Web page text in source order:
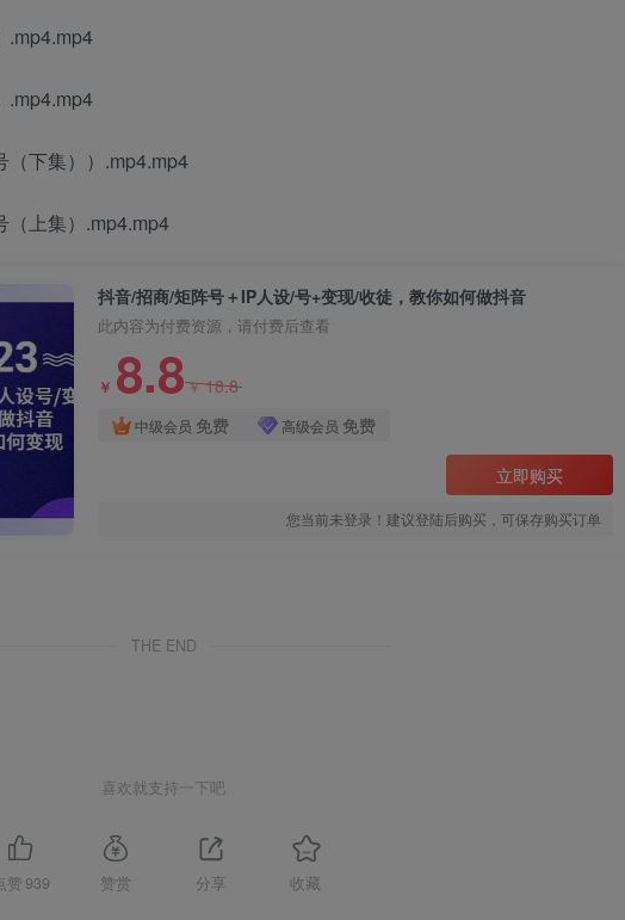
.mp4.mp4
.mp4.mp4
下集））.mp4.mp4
（上集）.mp4.mp4
抖音/招商/矩阵号＋IP人设/号+变现/收徒，教你如何做抖音
此内容为付费资源，请付费后查看
￥ 8.8￥18.8
中级会员 免费 高级会员 免费
立即购买
您当前未登录！建议登陆后购买，可保存购买订单
THE END
喜欢就支持一下吧
赞 939 赞赏 分享 收藏